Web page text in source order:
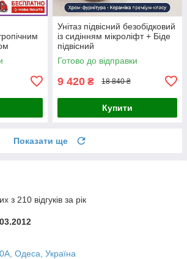
Унітаз підвісний безобідковий
із сидінням мікроліфт + Біде
підвісний
Готово до відправки
9 420 ₴ 18 840 ₴
Купити
Показати ще
з 210 відгуків за рік
Одеса, Україна